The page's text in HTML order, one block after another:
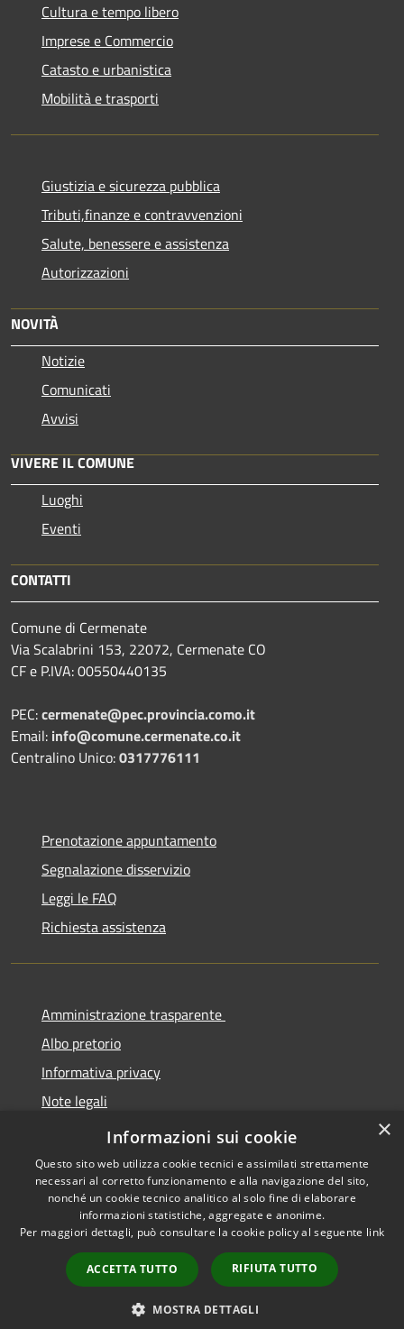
Cultura e tempo libero
Imprese e Commercio
Catasto e urbanistica
Mobilità e trasporti
Giustizia e sicurezza pubblica
Tributi,finanze e contravvenzioni
Salute, benessere e assistenza
Autorizzazioni
NOVITÀ
Notizie
Comunicati
Avvisi
VIVERE IL COMUNE
Luoghi
Eventi
CONTATTI
Comune di Cermenate
Via Scalabrini 153, 22072, Cermenate CO
CF e P.IVA: 00550440135
PEC:cermenate@pec.provincia.como.it
Email: info@comune.cermenate.co.it
Centralino Unico:0317776111
Prenotazione appuntamento
Segnalazione disservizio
Leggi le FAQ
Richiesta assistenza
Amministrazione trasparente
Albo pretorio
Informativa privacy
Note legali
Dichiarazione di accessibilità
Accessibilità
Copyright © 2026 • Comune di
Cermenate • Powered by
Municipium•
Accesso
redazione
×
Informazioni sui cookie
Questo sito web utilizza cookie tecnici e assimilati strettamente
necessari al corretto funzionamento e alla navigazione del sito,
nonché un cookie tecnico analitico al solo fine di elaborare
informazioni statistiche, aggregate e anonime.
Per maggiori dettagli, può consultare la cookie policy al seguente link
ACCETTA TUTTO RIFIUTA TUTTO
MOSTRA DETTAGLI